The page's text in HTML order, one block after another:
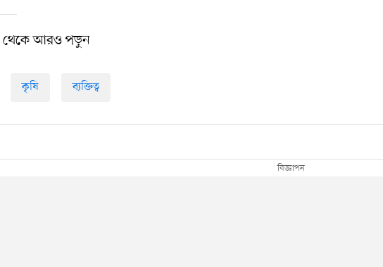
থেকে আরও পড়ুন
কৃষি ব্যক্তিত্ব